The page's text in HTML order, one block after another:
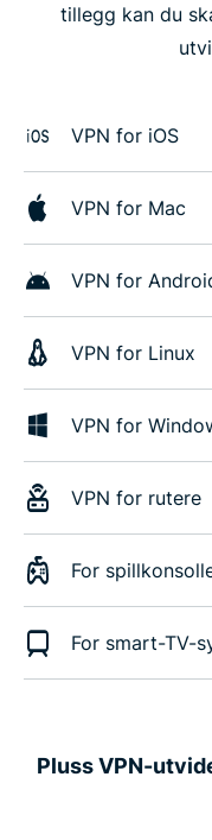
tillegg kan du
VPN for iOS
VPN for Mac
VPN for
VPN for Linux
VPN for
VPN for rutere
For
For smart-TV-
Pluss VPN-